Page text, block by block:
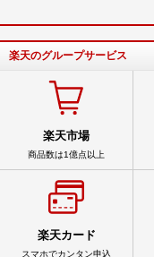
楽天のグループサービス
楽天市場
商品数は1億点以上
楽天カード
スマホでカンタン申込